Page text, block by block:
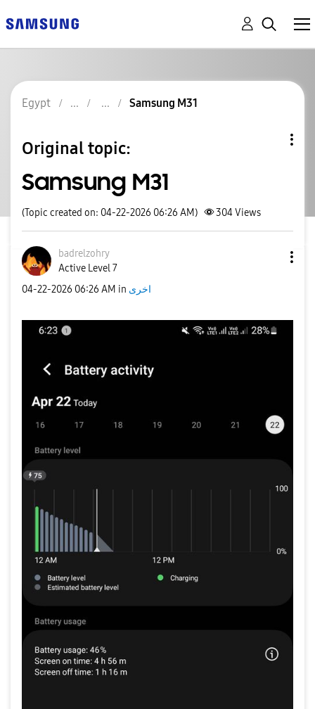
Egypt Samsung M31
Original topic:
Samsung M31
(Topic created on: 04-22-2026 06:26 AM) 304Views
badrelzohry
Active Level 7
‎04-22-2026 06:26 AM in اخرى